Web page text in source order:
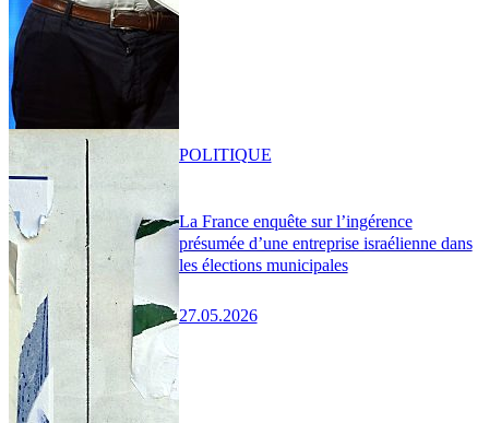
La France enquête sur l’ingérence
présumée d’une entreprise israélienne dans
les élections municipales
27.05.2026
POLITIQUE